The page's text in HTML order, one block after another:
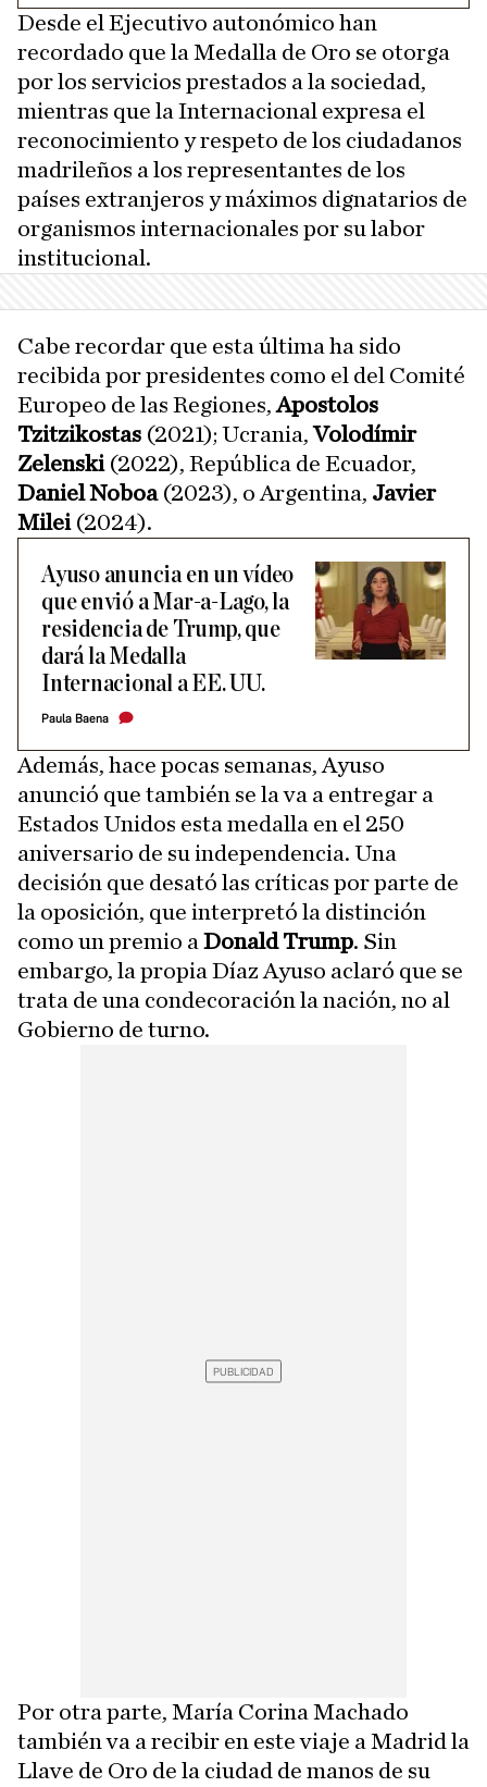
Desde el Ejecutivo autonómico han
recordado que la Medalla de Oro se otorga
por los servicios prestados a la sociedad,
mientras que la Internacional expresa el
reconocimiento y respeto de los ciudadanos
madrileños a los representantes de los
países extranjeros y máximos dignatarios de
organismos internacionales por su labor
institucional.
Cabe recordar que esta última ha sido
recibida por presidentes como el del Comité
Europeo de las Regiones,Apostolos
Tzitzikostas (2021); Ucrania,Volodímir
Zelenski(2022), República de Ecuador,
Daniel Noboa (2023), o Argentina, Javier
Milei (2024).
Ayuso anuncia en un vídeo
que envió a Mar-a-Lago, la
residencia de Trump, que
dará la Medalla
Internacional a EE. UU.
Paula Baena
Además, hace pocas semanas, Ayuso
anunció que también se la va a entregar a
Estados Unidos esta medalla en el 250
aniversario de su independencia. Una
decisión que desató las críticas por parte de
la oposición, que interpretó la distinción
como un premio a Donald Trump. Sin
embargo, la propia Díaz Ayuso aclaró que se
trata de una condecoración la nación, no al
Gobierno de turno.
Por otra parte, María Corina Machado
también va a recibir en este viaje a Madrid la
Llave de Oro de la ciudad de manos de su